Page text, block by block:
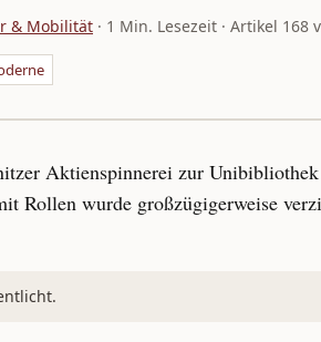
& Mobilität · 1 Min. Lesezeit · Artikel 168
Aktienspinnerei zur
Rollen wurde großzügigerweise